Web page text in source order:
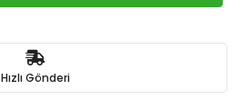
Hızlı Gönderi